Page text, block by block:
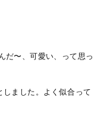
〜、可愛い、って思っ
しました。よく似合って